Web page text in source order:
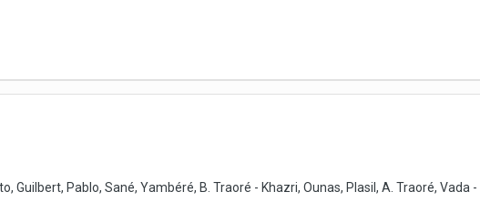
Guilbert, Pablo, Sané, Yambéré, B. Traoré - Khazri, Ounas, Plasil, A. Traoré, Vada